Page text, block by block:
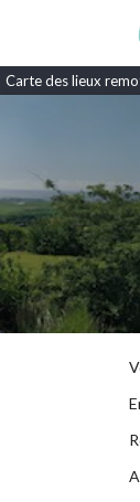
Carte des lieux